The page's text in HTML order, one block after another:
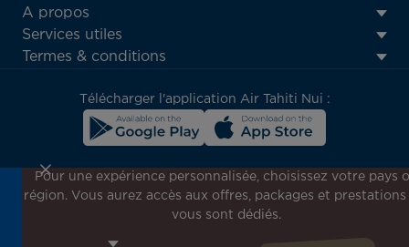
ATN:
Footer
menu
A propos
Services utiles
Termes & conditions
Télécharger l'application Air Tahiti Nui :
Inscrivez-vous à notre newsletter !
Recevez en avant-première toutes nos offres spéciales et
Pour une expérience personnalisée, choisissez votre pays
région. Vous aurez accès aux offres, packages et prestations
vous sont dédiés.